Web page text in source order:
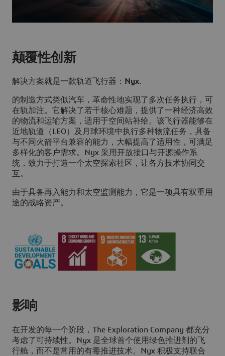
颠覆性创新
解决方案就是一款轨道飞行器： Nyx.
的制造方式类似汽车，革命性地实现了多次任务执行，可
在轨加注。它解决了若干核心难题，提供了一种经济高效
的物流和运输方案，适用于空间站补给。该飞行器能够在
近地轨道（LEO）及月球环境中执行多种物流任务，具备
与不同火箭平台兼容的能力，大幅提高了适用性，可满足
多样化的客户需求。Nyx 采用开放接口与开源操作系
统，致力于打造一个太空探索社区，让各方技术协同交
互。
由于具备再入能力和太空监测能力，它是一项具有双重用
途的战略资产。
影响
在开发的每一个阶段，The Exploration Company 都充分
考虑了可持续性。Nyx 是全球首个使用绿色推进剂的飞
行舱，而不是常用的有毒推进技术。Nyx 积极支持联合